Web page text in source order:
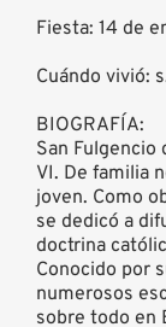
Fiesta: 14 de
Cuándo vivió:
BIOGRAFÍA:
San Fulgencio
VI. De familia
joven. Como
se dedicó a
doctrina
Conocido por
numerosos
sobre todo en